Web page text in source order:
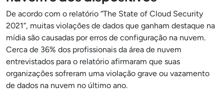
De acordo com o relatório “The State of Cloud Security
2021”, muitas violações de dados que ganham destaque na
mídia são causadas por erros de configuração na nuvem.
Cerca de 36% dos profissionais da área de nuvem
entrevistados para o relatório afirmaram que suas
organizações sofreram uma violação grave ou vazamento
de dados na nuvem no último ano.